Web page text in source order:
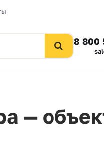
8 800
—